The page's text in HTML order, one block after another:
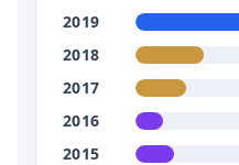
2019
2018
2017
2016
2015